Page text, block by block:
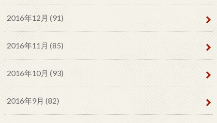
2016年12月 (91)
2016年11月 (85)
2016年10月 (93)
2016年9月 (82)